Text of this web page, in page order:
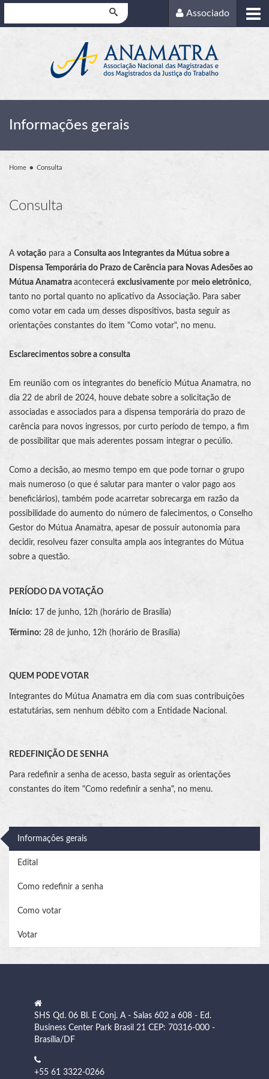
Associado
Informações gerais
Home Consulta
Consulta
A votação para a Consulta aos Integrantes da Mútua sobre a
Dispensa Temporária do Prazo de Carência para Novas Adesões ao
Mútua Anamatra acontecerá exclusivamente por meio eletrônico,
tanto no portal quanto no aplicativo da Associação. Para saber
como votar em cada um desses dispositivos, basta seguir as
orientações constantes do item "Como votar", no menu.
Esclarecimentos sobre a consulta
Em reunião com os integrantes do benefício Mútua Anamatra, no
dia 22 de abril de 2024, houve debate sobre a solicitação de
associadas e associados para a dispensa temporária do prazo de
carência para novos ingressos, por curto período de tempo, a fim
de possibilitar que mais aderentes possam integrar o pecúlio.
Como a decisão, ao mesmo tempo em que pode tornar o grupo
mais numeroso (o que é salutar para manter o valor pago aos
beneficiários), também pode acarretar sobrecarga em razão da
possibilidade do aumento do número de falecimentos, o Conselho
Gestor do Mútua Anamatra, apesar de possuir autonomia para
decidir, resolveu fazer consulta ampla aos integrantes do Mútua
sobre a questão.
PERÍODO DA VOTAÇÃO
Início: 17 de junho, 12h (horário de Brasília)
Término: 28 de junho, 12h (horário de Brasília)
QUEM PODE VOTAR
Integrantes do Mútua Anamatra em dia com suas contribuições
estatutárias, sem nenhum débito com a Entidade Nacional.
REDEFINIÇÃO DE SENHA
Para redefinir a senha de acesso, basta seguir as orientações
constantes do item "Como redefinir a senha", no menu.
Informações gerais
Edital
Como redefinir a senha
Como votar
Votar
SHS Qd. 06 Bl. E Conj. A - Salas 602 a 608 - Ed.
Business Center Park Brasil 21 CEP: 70316-000 -
Brasília/DF
+55 61 3322-0266